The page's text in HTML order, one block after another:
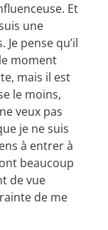
Et
une
pense qu’il
moment
mais il est
le moins,
veux pas
je ne suis
à entrer à
beaucoup
de vue
de me